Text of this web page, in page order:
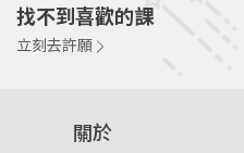
找不到喜歡的課
立刻去許願
關於